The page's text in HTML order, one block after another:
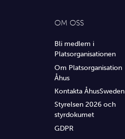
OM OSS
Bli medlem i
Platsorganisationen
Om Platsorganisation
Åhus
Kontakta ÅhusSweden
Styrelsen 2026 och
styrdokumet
GDPR